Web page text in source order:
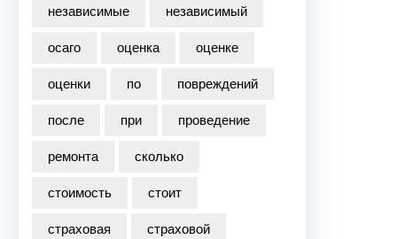
независимые
независимый
осаго
оценка
оценке
оценки
по
повреждений
после
при
проведение
ремонта
сколько
стоимость
стоит
страховая
страховой